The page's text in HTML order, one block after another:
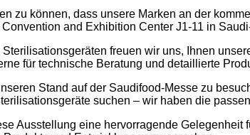
zu können, dass unsere Marken an der
and Exhibition Center J1-11 in
freuen wir uns, Ihnen
für technische Beratung und detaillierte
Stand auf der Saudifood-Messe zu
suchen – wir haben die
Ausstellung eine hervorragende